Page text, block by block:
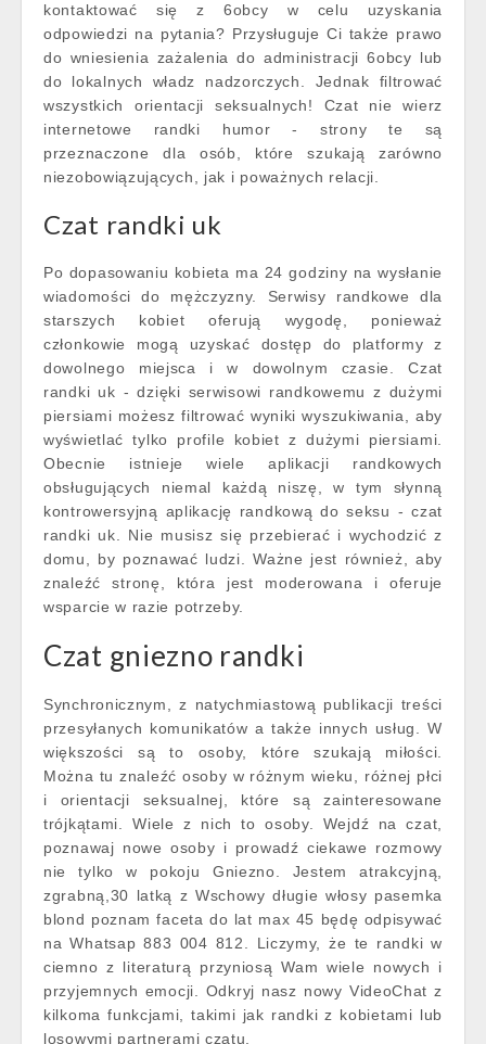
kontaktować się z 6obcy w celu uzyskania
odpowiedzi na pytania? Przysługuje Ci także prawo
do wniesienia zażalenia do administracji 6obcy lub
do lokalnych władz nadzorczych. Jednak filtrować
wszystkich orientacji seksualnych! Czat nie wierz
internetowe randki humor - strony te są
przeznaczone dla osób, które szukają zarówno
niezobowiązujących, jak i poważnych relacji.
Czat randki uk
Po dopasowaniu kobieta ma 24 godziny na wysłanie
wiadomości do mężczyzny. Serwisy randkowe dla
starszych kobiet oferują wygodę, ponieważ
członkowie mogą uzyskać dostęp do platformy z
dowolnego miejsca i w dowolnym czasie. Czat
randki uk - dzięki serwisowi randkowemu z dużymi
piersiami możesz filtrować wyniki wyszukiwania, aby
wyświetlać tylko profile kobiet z dużymi piersiami.
Obecnie istnieje wiele aplikacji randkowych
obsługujących niemal każdą niszę, w tym słynną
kontrowersyjną aplikację randkową do seksu - czat
randki uk. Nie musisz się przebierać i wychodzić z
domu, by poznawać ludzi. Ważne jest również, aby
znaleźć stronę, która jest moderowana i oferuje
wsparcie w razie potrzeby.
Czat gniezno randki
Synchronicznym, z natychmiastową publikacji treści
przesyłanych komunikatów a także innych usług. W
większości są to osoby, które szukają miłości.
Można tu znaleźć osoby w różnym wieku, różnej płci
i orientacji seksualnej, które są zainteresowane
trójkątami. Wiele z nich to osoby. Wejdź na czat,
poznawaj nowe osoby i prowadź ciekawe rozmowy
nie tylko w pokoju Gniezno. Jestem atrakcyjną,
zgrabną,30 latką z Wschowy długie włosy pasemka
blond poznam faceta do lat max 45 będę odpisywać
na Whatsap 883 004 812. Liczymy, że te randki w
ciemno z literaturą przyniosą Wam wiele nowych i
przyjemnych emocji. Odkryj nasz nowy VideoChat z
kilkoma funkcjami, takimi jak randki z kobietami lub
losowymi partnerami czatu.